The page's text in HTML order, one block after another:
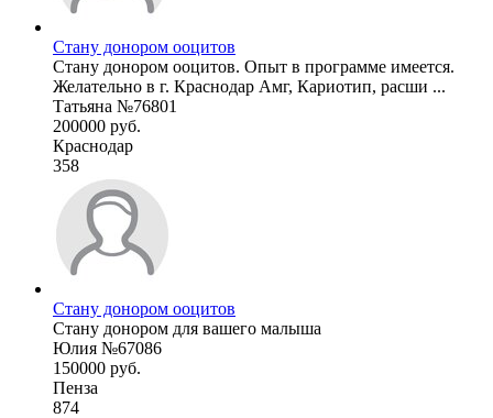
Стану донором ооцитов
Стану донором ооцитов. Опыт в программе имеется.
Желательно в г. Краснодар Амг, Кариотип, расши ...
Татьяна №76801
200000 руб.
Краснодар
358
Стану донором ооцитов
Стану донором для вашего малыша
Юлия №67086
150000 руб.
Пенза
874